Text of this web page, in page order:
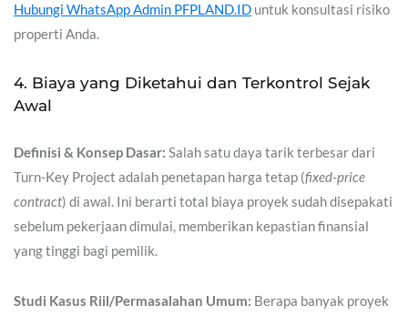
Hubungi WhatsApp Admin PFPLAND.ID untuk konsultasi risiko
properti Anda.
4. Biaya yang Diketahui dan Terkontrol Sejak
Awal
Definisi & Konsep Dasar: Salah satu daya tarik terbesar dari
Turn-Key Project adalah penetapan harga tetap (fixed-price
contract) di awal. Ini berarti total biaya proyek sudah disepakati
sebelum pekerjaan dimulai, memberikan kepastian finansial
yang tinggi bagi pemilik.
Studi Kasus Riil/Permasalahan Umum: Berapa banyak proyek